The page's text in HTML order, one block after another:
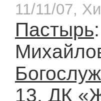
11/11/07,
Пастырь
13, ДК